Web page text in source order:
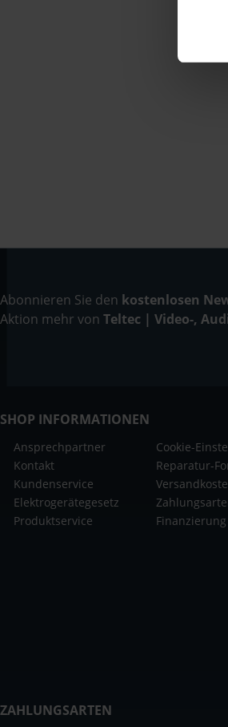
Abonnieren Sie den kostenlosen
Aktion mehr von Teltec | Video-,
SHOP INFORMATIONEN
Ansprechpartner
Kontakt
Kundenservice
Elektrogerätegesetz
Produktservice
Cookie-
Reparatur-
Finanzierung
ZAHLUNGSARTEN